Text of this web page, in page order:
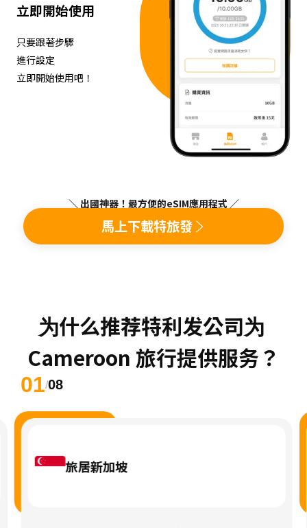
立即開始使用
只要跟著步驟
進行設定
立即開始使用吧！
＼ 出國神器！最方便的eSIM應用程式 ／
馬上下載特旅發
为什么推荐特利发公司为
Cameroon 旅行提供服务？
01/08
旅居新加坡